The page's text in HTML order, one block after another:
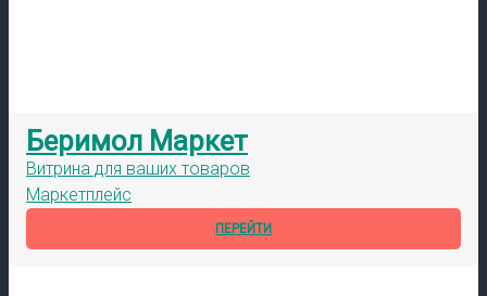
Беримол Маркет
Витрина для ваших товаров
Маркетплейс
ПЕРЕЙТИ